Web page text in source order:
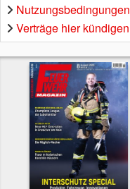
Nutzungsbedingungen
Verträge hier kündigen